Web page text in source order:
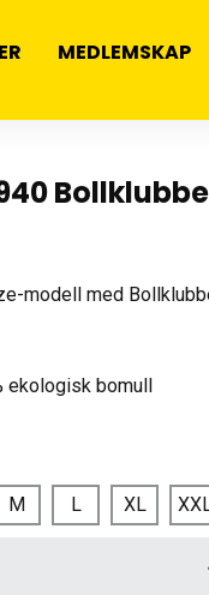
MEDLEMSKAP
modell med
ekologisk bomull
M L XL